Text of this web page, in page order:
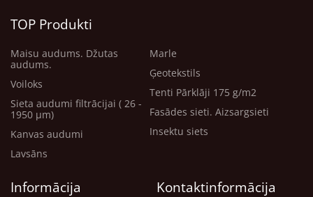
TOP Produkti
Maisu audums. Džutas
audums.
Voiloks
Sieta audumi filtrācijai ( 26 -
1950 μm)
Kanvas audumi
Lavsāns
Marle
Ģeotekstils
Tenti Pārklāji 175 g/m2
Fasādes sieti. Aizsargsieti
Insektu siets
Informācija Kontaktinformācija